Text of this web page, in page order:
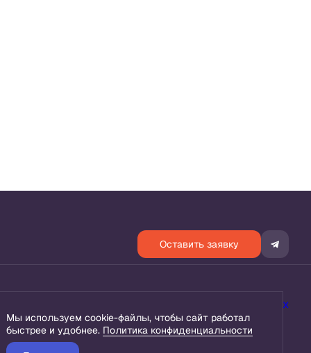
Оставить заявку
Согласие на обработку персональных данных
Мы используем cookie-файлы, чтобы сайт работал
быстрее и удобнее. Политика конфиденциальности